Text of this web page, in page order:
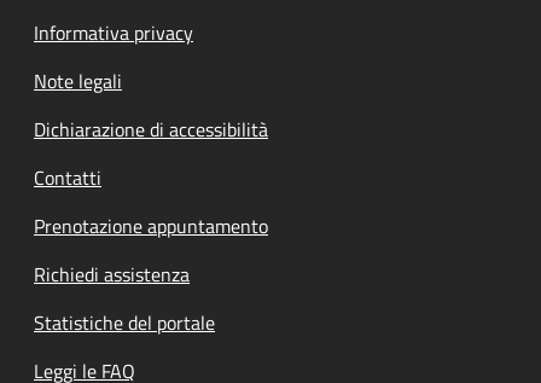
Informativa privacy
Note legali
Dichiarazione di accessibilità
Contatti
Prenotazione appuntamento
Richiedi assistenza
Statistiche del portale
Leggi le FAQ